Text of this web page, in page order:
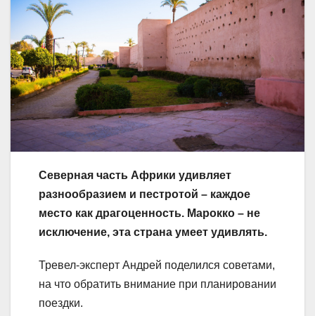
Северная часть Африки удивляет
разнообразием и пестротой – каждое
место как драгоценность. Марокко – не
исключение, эта страна умеет удивлять.
Тревел-эксперт Андрей поделился советами,
на что обратить внимание при планировании
поездки.